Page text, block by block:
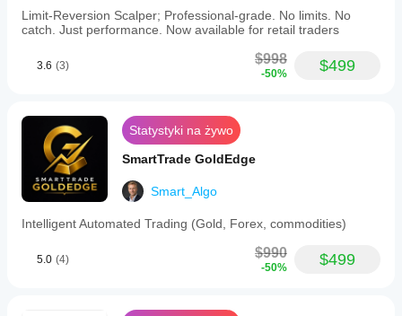
Limit-Reversion Scalper; Professional-grade. No limits. No
catch. Just performance. Now available for retail traders
3.6 (3) $998
-50% $499
Statystyki na żywo
SmartTrade GoldEdge
Smart_Algo
Intelligent Automated Trading (Gold, Forex, commodities)
5.0 (4) $990
-50% $499